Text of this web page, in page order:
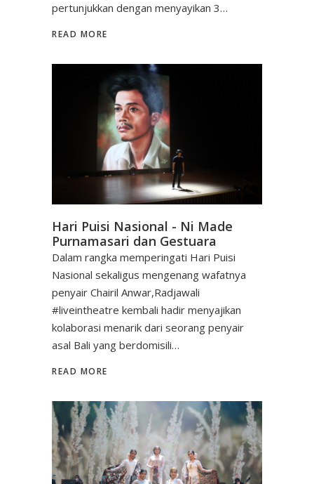
pertunjukkan dengan menyayikan 3…
READ MORE
Hari Puisi Nasional - Ni Made
Purnamasari dan Gestuara
Dalam rangka memperingati Hari Puisi
Nasional sekaligus mengenang wafatnya
penyair Chairil Anwar,Radjawali
#liveintheatre kembali hadir menyajikan
kolaborasi menarik dari seorang penyair
asal Bali yang berdomisili…
READ MORE